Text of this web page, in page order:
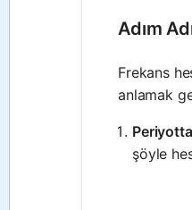
Adım
Frekans
anlamak
şöyle